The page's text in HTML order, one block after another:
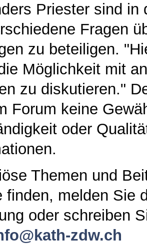
Priester sind in
Fragen
zu beteiligen.
Möglichkeit mit
zu diskutieren."
Forum keine
oder
Themen und
finden, melden Sie
oder schreiben
zdw.ch